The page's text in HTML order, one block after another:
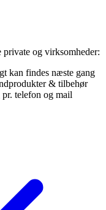
og virksomheder:
kan findes næste gang
& tilbehør
telefon og mail